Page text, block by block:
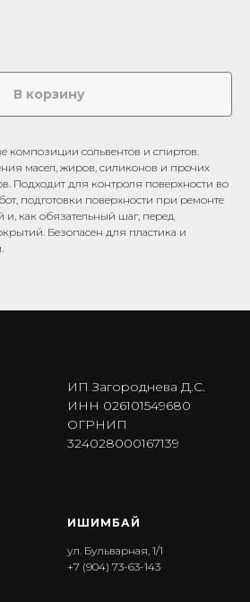
В корзину
композиции сольвентов и спиртов.
масел, жиров, силиконов и прочих
Подходит для контроля поверхности во
подготовки поверхности при ремонте
как обязательный шаг, перед
Безопасен для пластика и
ИП Загороднева Д.С.
ИНН 026101549680
ОГРНИП
324028000167139
ИШИМБА Й
ул. Бульварная, 1/1
+7 (904) 73-63-143